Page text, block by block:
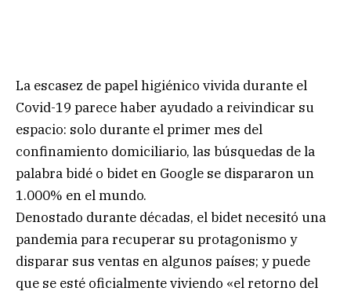
La escasez de papel higiénico vivida durante el
Covid-19 parece haber ayudado a reivindicar su
espacio: solo durante el primer mes del
confinamiento domiciliario, las búsquedas de la
palabra bidé o bidet en Google se dispararon un
1.000% en el mundo.
Denostado durante décadas, el bidet necesitó una
pandemia para recuperar su protagonismo y
disparar sus ventas en algunos países; y puede
que se esté oficialmente viviendo «el retorno del